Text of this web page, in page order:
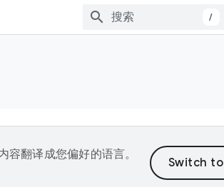
/
翻译成您偏好的语言。